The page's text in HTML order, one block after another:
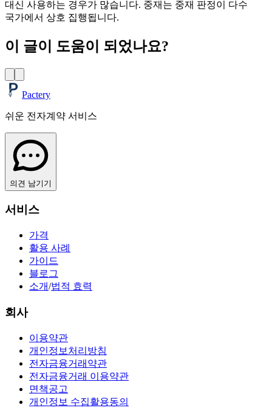
대신 사용하는 경우가 많습니다. 중재는 중재 판정이 다수
국가에서 상호 집행됩니다.
이 글이 도움이 되었나요?
Pactery
쉬운 전자계약 서비스
의견 남기기
서비스
가격
활용 사례
가이드
블로그
소개/법적 효력
회사
이용약관
개인정보처리방침
전자금융거래약관
전자금융거래 이용약관
면책공고
개인정보 수집활용동의